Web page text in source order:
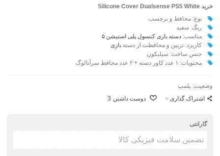
خرید Silicone Cover Dualsense PS5 White
نوع: محافظ و برچسب
رنگ: سفید
مناسب:دسته بازی کنسول پلی استیشن ۵
کاربرد:تزیین و محافظت از دسته‌بازی
جنس ساخت: سیلیکون
محتویات: ۱ عدد کاور دسته + ۲ عدد محافظ سرآنالوگ
وضعیت: پلمپ
اشتراک گذاری
دوست داشتن 3
گارانتی